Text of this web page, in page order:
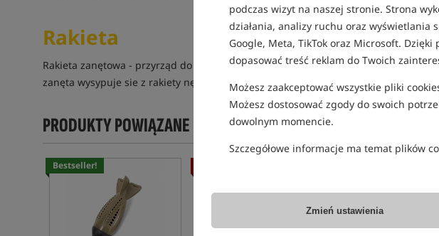
podczas wizyt na naszej stronie. Strona
działania, analizy ruchu oraz wyświetlania
Google, Meta, TikTok oraz Microsoft.
dopasować treść reklam do Twoich
Możesz zaakceptować wszystkie pliki
Możesz dostosować zgody do swoich
dowolnym momencie.
Szczegółowe informacje ma temat plików
Zmień ustawienia
Rakieta
Rakieta zanętowa - przyrząd do nęcenia łowiska najcześciej w kształcie rakiety -
zanęta wysypuje sie z rakiety nęcąc łowisko.
PRODUKTY POWIĄZANE
Bestseller!